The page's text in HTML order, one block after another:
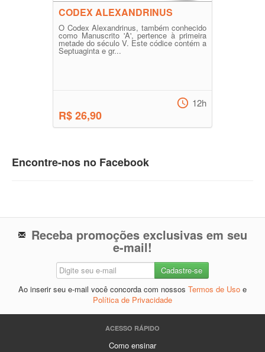
CODEX ALEXANDRINUS
O Codex Alexandrinus, também conhecido
como Manuscrito 'A', pertence à primeira
metade do século V. Este códice contém a
Septuaginta e gr...
R$ 26,90
12h
Encontre-nos no Facebook
Receba promoções exclusivas em seu
e-mail!
Ao inserir seu e-mail você concorda com nossos Termos de Uso e
Política de Privacidade
ACESSO RÁPIDO
Como ensinar